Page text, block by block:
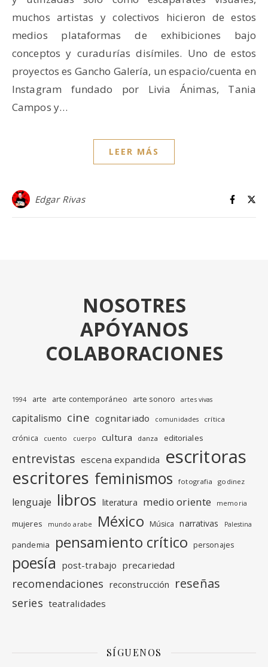
muchos artistas y colectivos hicieron de estos
medios plataformas de exhibiciones bajo
conceptos y curadurías disímiles. Uno de estos
proyectos es Gancho Galería, un espacio/cuenta en
Instagram fundado por Livia Ánimas, Tania
Campos y…
LEER MÁS
Edgar Rivas
NOSOTRES
APÓYANOS
COLABORACIONES
1994 arte arte contemporáneo arte sonoro artes vivas
capitalismo cine cognitariado comunidades crítica
crónica cuento cuerpo cultura danza editoriales
entrevistas escena expandida escritoras
escritores feminismos fotografia godinez
lenguaje libros literatura medio oriente memoria
mujeres mundo arabe México Música narrativas Palestina
pandemia pensamiento crítico personajes
poesía post-trabajo precariedad
recomendaciones reconstrucción reseñas
series teatralidades
SÍGUENOS